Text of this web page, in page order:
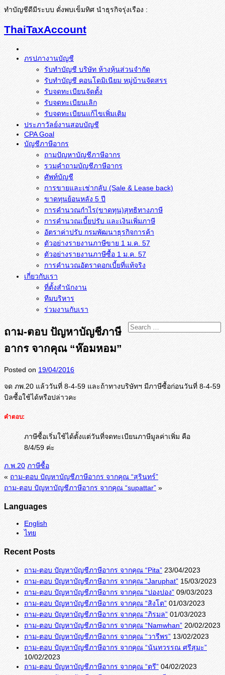
ทำบัญชีดีมีระบบ ดั่งพบเข็มทิศ นำธุรกิจรุ่งเรือง :
ThaiTaxAccount
ภรปภางานบัญชี
รับทำบัญชี บริษัท ห้างหุ้นส่วนจำกัด
รับทำบัญชี คอนโดมิเนียม หมู่บ้านจัดสรร
รับจดทะเบียนจัดตั้ง
รับจดทะเบียนเลิก
รับจดทะเบียนแก้ไขเพิ่มเติม
ประภาวัลย์งานสอบบัญชี
CPA Goal
บัญชีภาษีอากร
ถามปัญหาบัญชีภาษีอากร
รวมคำถามบัญชีภาษีอากร
ศัพท์บัญชี
การขายและเช่ากลับ (Sale & Lease back)
ขาดทุนย้อนหลัง 5 ปี
การคำนวณกำไร(ขาดทุน)สุทธิทางภาษี
การคำนวณเบี้ยปรับ และเงินเพิ่มภาษี
อัตราค่าปรับ กรมพัฒนาธุรกิจการค้า
ตัวอย่างรายงานภาษีขาย 1 ม.ค. 57
การคำนวณอัตราดอกเบี้ยที่แท้จริง
เกี่ยวกับเรา
ที่ตั้งสำนักงาน
ทีมบริหาร
ร่วมงานกับเรา
ถาม-ตอบ ปัญหาบัญชีภาษี
อากร จากคุณ “ห๊อมหอม”
Posted on 19/04/2016
จด ภพ.20 แล้ววันที่ 8-4-59 และถ้าทางบริษัทฯ มีภาษีซื้อก่อนวันที่ 8-4-59
บิลซื้อใช้ได้หรือปล่าวคะ
คำตอบ:
ภาษีซื้อเริ่มใช้ได้ตั้งแต่วันที่จดทะเบียนภาษีมูลค่าเพิ่ม คือ
8/4/59 ค่ะ
ภ.พ.20 ภาษีซื้อ
« ถาม-ตอบ ปัญหาบัญชีภาษีอากร จากคุณ “สุรินทร์”
ถาม-ตอบ ปัญหาบัญชีภาษีอากร จากคุณ “supattar” »
Languages
English
ไทย
Recent Posts
ถาม-ตอบ ปัญหาบัญชีภาษีอากร จากคุณ “Pita” 23/04/2023
ถาม-ตอบ ปัญหาบัญชีภาษีอากร จากคุณ “Jaruphat” 15/03/2023
ถาม-ตอบ ปัญหาบัญชีภาษีอากร จากคุณ “ปองปอง” 09/03/2023
ถาม-ตอบ ปัญหาบัญชีภาษีอากร จากคุณ “สิงโต” 01/03/2023
ถาม-ตอบ ปัญหาบัญชีภาษีอากร จากคุณ “ภิรมล” 01/03/2023
ถาม-ตอบ ปัญหาบัญชีภาษีอากร จากคุณ “Namwhan” 20/02/2023
ถาม-ตอบ ปัญหาบัญชีภาษีอากร จากคุณ “วารีพร” 13/02/2023
ถาม-ตอบ ปัญหาบัญชีภาษีอากร จากคุณ “นันทวรรณ ศรีสุมะ”
10/02/2023
ถาม-ตอบ ปัญหาบัญชีภาษีอากร จากคุณ “ตรี” 04/02/2023